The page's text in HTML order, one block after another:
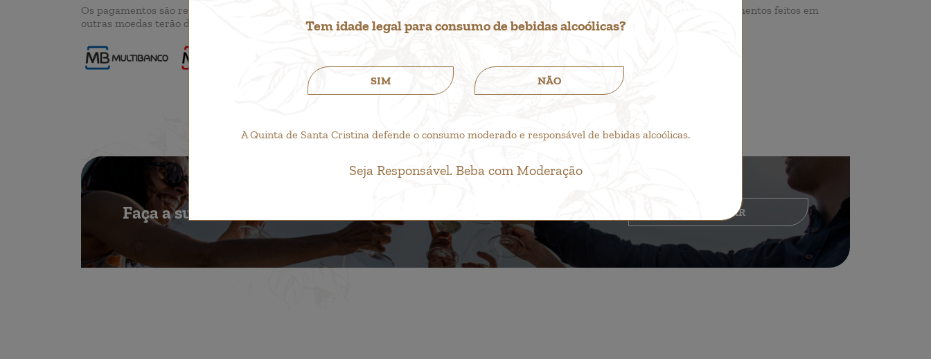
Tem idade legal para consumo de bebidas alcoólicas?
SIM NÃO
A Quinta de Santa Cristina defende o consumo moderado e responsável de bebidas alcoólicas.
Seja Responsável. Beba com Moderação
Os pagamentos são recebidos em Euros, independentemente da moeda com que é efetuada a transação, as taxas de conversão dos pagamentos feitos em
outras moedas terão de ser suportadas pelo cliente.
Faça a sua reserva! RESERVAR